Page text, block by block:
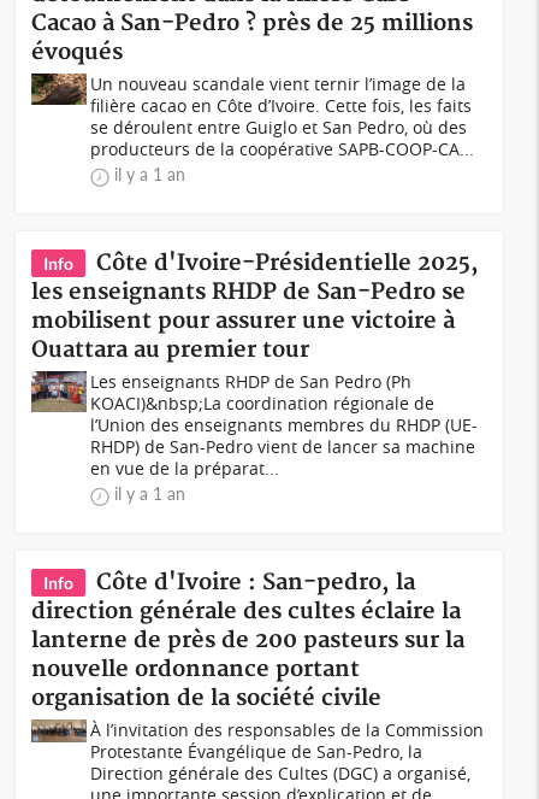
Cacao à San-Pedro ? près de 25 millions
évoqués
Un nouveau scandale vient ternir l’image de la
filière cacao en Côte d’Ivoire. Cette fois, les faits
se déroulent entre Guiglo et San Pedro, où des
producteurs de la coopérative SAPB-COOP-CA...
il y a 1 an
Info
Côte d'Ivoire-Présidentielle 2025,
les enseignants RHDP de San-Pedro se
mobilisent pour assurer une victoire à
Ouattara au premier tour
Les enseignants RHDP de San Pedro (Ph
KOACI)&nbsp;La coordination régionale de
l’Union des enseignants membres du RHDP (UE-
RHDP) de San-Pedro vient de lancer sa machine
en vue de la préparat...
il y a 1 an
Info
Côte d'Ivoire : San-pedro, la
direction générale des cultes éclaire la
lanterne de près de 200 pasteurs sur la
nouvelle ordonnance portant
organisation de la société civile
À l’invitation des responsables de la Commission
Protestante Évangélique de San-Pedro, la
Direction générale des Cultes (DGC) a organisé,